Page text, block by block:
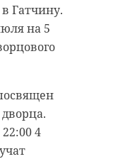
Гатчину.
на 5
4